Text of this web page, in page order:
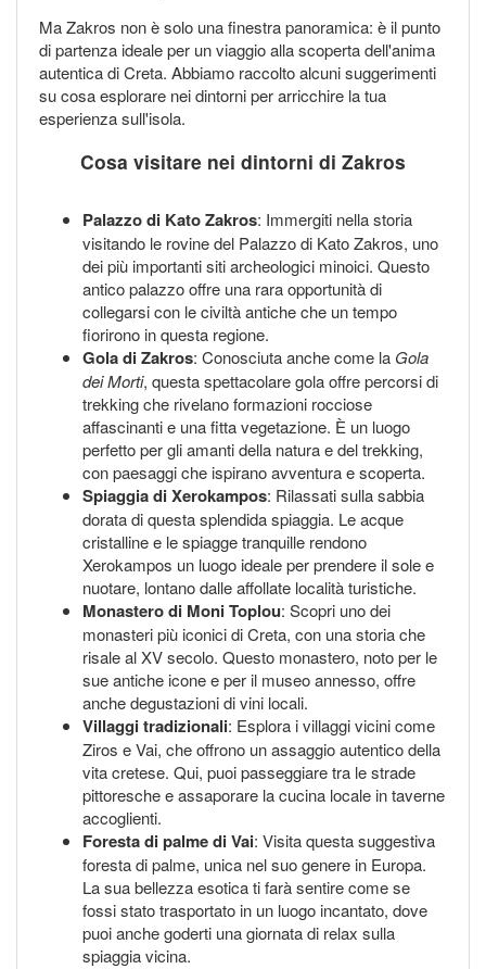
Ma Zakros non è solo una finestra panoramica: è il punto
di partenza ideale per un viaggio alla scoperta dell'anima
autentica di Creta. Abbiamo raccolto alcuni suggerimenti
su cosa esplorare nei dintorni per arricchire la tua
esperienza sull'isola.
Cosa visitare nei dintorni di Zakros
Palazzo di Kato Zakros: Immergiti nella storia
visitando le rovine del Palazzo di Kato Zakros, uno
dei più importanti siti archeologici minoici. Questo
antico palazzo offre una rara opportunità di
collegarsi con le civiltà antiche che un tempo
fiorirono in questa regione.
Gola di Zakros: Conosciuta anche come la Gola
dei Morti, questa spettacolare gola offre percorsi di
trekking che rivelano formazioni rocciose
affascinanti e una fitta vegetazione. È un luogo
perfetto per gli amanti della natura e del trekking,
con paesaggi che ispirano avventura e scoperta.
Spiaggia di Xerokampos: Rilassati sulla sabbia
dorata di questa splendida spiaggia. Le acque
cristalline e le spiagge tranquille rendono
Xerokampos un luogo ideale per prendere il sole e
nuotare, lontano dalle affollate località turistiche.
Monastero di Moni Toplou: Scopri uno dei
monasteri più iconici di Creta, con una storia che
risale al XV secolo. Questo monastero, noto per le
sue antiche icone e per il museo annesso, offre
anche degustazioni di vini locali.
Villaggi tradizionali: Esplora i villaggi vicini come
Ziros e Vai, che offrono un assaggio autentico della
vita cretese. Qui, puoi passeggiare tra le strade
pittoresche e assaporare la cucina locale in taverne
accoglienti.
Foresta di palme di Vai: Visita questa suggestiva
foresta di palme, unica nel suo genere in Europa.
La sua bellezza esotica ti farà sentire come se
fossi stato trasportato in un luogo incantato, dove
puoi anche goderti una giornata di relax sulla
spiaggia vicina.